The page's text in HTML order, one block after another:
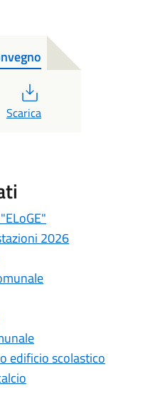
Scarica
2026
edificio scolastico